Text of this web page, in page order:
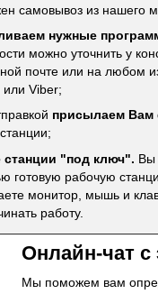
самовывоз из нашего
нужные
можно уточнить у
почте или на любом
или Viber;
присылаем Вам
станции "под ключ". Вы
готовую рабочую
монитор, мышь и
работу.
Онлайн-чат с
Мы поможем вам